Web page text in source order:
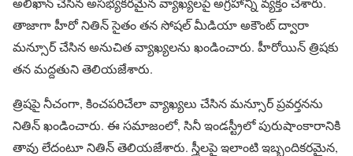
తాజాగా హీరో నితిన్ సైతం తన సోషల్ మీడియా అకౌంట్ ద్వారా
మన్సూర్ చేసిన అనుచిత వ్యాఖ్యలను ఖండించారు. హీరోయిన్ త్రిషకు
తన మద్దతుని తెలియజేశారు.
త్రిషపై నీచంగా, కించపరిచేలా వ్యాఖ్యలు చేసిన మన్సూర్ ప్రవర్తనను
నితిన్ ఖండించారు. ఈ సమాజంలో, సినీ ఇండస్ట్రీలో పురుషాంకారానికి
తావు లేదంటూ నితిన్ తెలియజేశారు. స్త్రీలపై ఇలాంటి ఇబ్బందికరమైన,